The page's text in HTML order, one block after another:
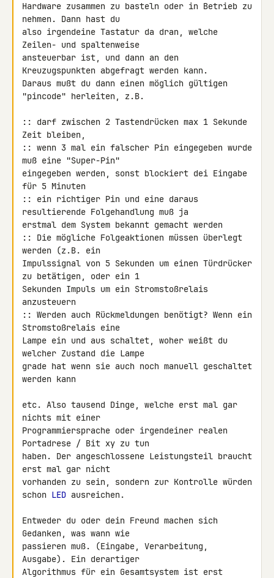
Hardware zusammen zu basteln oder in Betrieb zu
nehmen. Dann hast du
also irgendeine Tastatur da dran, welche
Zeilen- und spaltenweise
ansteuerbar ist, und dann an den
Kreuzugspunkten abgefragt werden kann.
Daraus mußt du dann einen möglich gültigen
"pincode" herleiten, z.B.
:: darf zwischen 2 Tastendrücken max 1 Sekunde
Zeit bleiben,
:: wenn 3 mal ein falscher Pin eingegeben wurde
muß eine "Super-Pin"
eingegeben werden, sonst blockiert dei Eingabe
für 5 Minuten
:: ein richtiger Pin und eine daraus
resultierende Folgehandlung muß ja
erstmal dem System bekannt gemacht werden
:: Die mögliche Folgeaktionen müssen überlegt
werden (z.B. ein
Impulssignal von 5 Sekunden um einen Türdrücker
zu betätigen, oder ein 1
Sekunden Impuls um ein Stromstoßrelais
anzusteuern
:: Werden auch Rückmeldungen benötigt? Wenn ein
Stromstoßrelais eine
Lampe ein und aus schaltet, woher weißt du
welcher Zustand die Lampe
grade hat wenn sie auch noch manuell geschaltet
werden kann
etc. Also tausend Dinge, welche erst mal gar
nichts mit einer
Programmiersprache oder irgendeiner realen
Portadrese / Bit xy zu tun
haben. Der angeschlossene Leistungsteil braucht
erst mal gar nicht
vorhanden zu sein, sondern zur Kontrolle würden
schon LED ausreichen.
Entweder du oder dein Freund machen sich
Gedanken, was wann wie
passieren muß. (Eingabe, Verarbeitung,
Ausgabe). Ein derartiger
Algorithmus für ein Gesamtsystem ist erst